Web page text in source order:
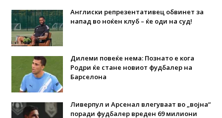
Англиски репрезентативец обвинет за
напад во ноќен клуб – ќе оди на суд!
Дилеми повеќе нема: Познато е кога
Родри ќе стане новиот фудбалер на
Барселона
Ливерпул и Арсенал влегуваат во „војна“
поради фудбалер вреден 69 милиони